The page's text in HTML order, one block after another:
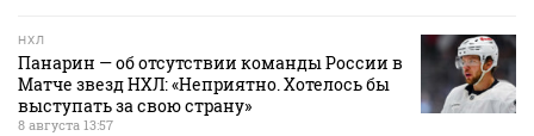
НХЛ
Панарин — об отсутствии команды России в
Матче звезд НХЛ: «Неприятно. Хотелось бы
выступать за свою страну»
8 августа 13:57